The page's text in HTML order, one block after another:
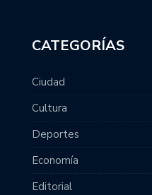
CATEGORÍAS
Ciudad
Cultura
Deportes
Economía
Editorial